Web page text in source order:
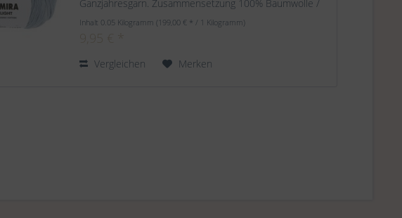
Ganzjahresgarn. Zusammensetzung 100% Baumwolle /
Inhalt 0.05 Kilogramm(199,00 € * / 1 Kilogramm)
Vergleichen Merken